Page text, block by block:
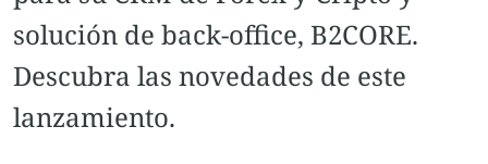
solución de back-office, B2CORE.
Descubra las novedades de este
lanzamiento.